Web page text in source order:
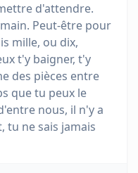
d'attendre.
Peut-être pour
mille, ou dix,
t'y baigner, t'y
des pièces entre
que tu peux le
nous, il n'y a
tu ne sais jamais